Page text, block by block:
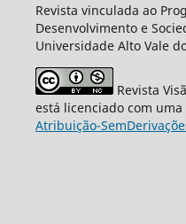
Revista vinculada ao
Desenvolvimento e
Universidade Alto Vale
Revista
está licenciado com uma
Atribuição-